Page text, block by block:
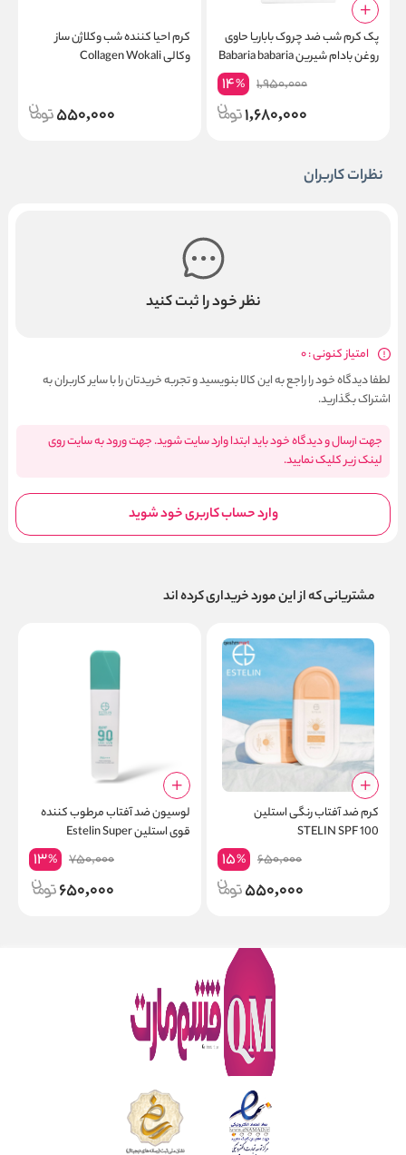
پک کرم شب ضد چروک باباریا حاوی
روغن بادام شیرین Babaria babaria
ANTI-WRINKLE Face Cream
1,950,000
14%
1,680,000
کرم احیا کننده شب وکلاژن ساز
وکالی Collagen Wokali
550,000
نظرات کاربران
نظر خود را ثبت کنید
امتیاز کنونی : 0
لطفا دیدگاه خود را راجع به این کالا بنویسید و تجربه خریدتان را با سایر کاربران به
اشتراک بگذارید.
جهت ارسال و دیدگاه خود باید ابتدا وارد سایت شوید. جهت ورود به سایت روی
لینک زیر کلیک نمایید.
وارد حساب کاربری خود شوید
مشتریانی که از این مورد خریداری کرده اند
کرم ضد آفتاب رنگی استلین
STELIN SPF 100
650,000
15%
550,000
لوسیون ضد آفتاب مرطوب کننده
قوی استلین Estelin Super
Moisturising Sunscreen Lotion
750,000
13%
650,000